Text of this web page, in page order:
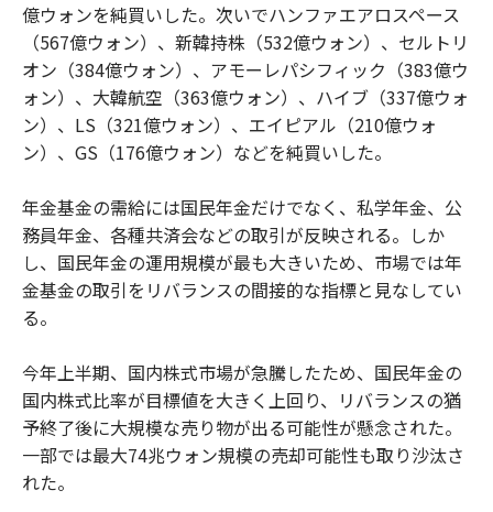
億ウォンを純買いした。次いでハンファエアロスペース
（567億ウォン）、新韓持株（532億ウォン）、セルトリ
オン（384億ウォン）、アモーレパシフィック（383億ウ
ォン）、大韓航空（363億ウォン）、ハイブ（337億ウォ
ン）、LS（321億ウォン）、エイピアル（210億ウォ
ン）、GS（176億ウォン）などを純買いした。
年金基金の需給には国民年金だけでなく、私学年金、公
務員年金、各種共済会などの取引が反映される。しか
し、国民年金の運用規模が最も大きいため、市場では年
金基金の取引をリバランスの間接的な指標と見なしてい
る。
今年上半期、国内株式市場が急騰したため、国民年金の
国内株式比率が目標値を大きく上回り、リバランスの猶
予終了後に大規模な売り物が出る可能性が懸念された。
一部では最大74兆ウォン規模の売却可能性も取り沙汰さ
れた。